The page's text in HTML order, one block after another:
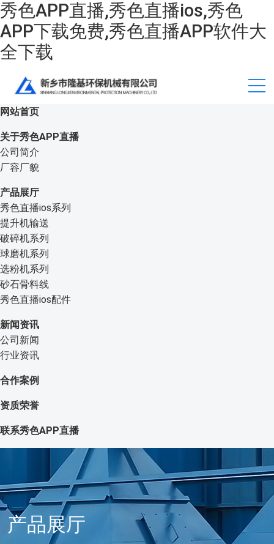
秀色APP直播,秀色直播ios,秀色
APP下载免费,秀色直播APP软件大
全下载
网站首页
关于秀色APP直播
公司简介
厂容厂貌
产品展厅
秀色直播ios系列
提升机输送
破碎机系列
球磨机系列
选粉机系列
砂石骨料线
秀色直播ios配件
新闻资讯
公司新闻
行业资讯
合作案例
资质荣誉
联系秀色APP直播
产品展厅